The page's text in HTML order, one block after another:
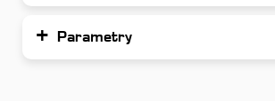
Parametry